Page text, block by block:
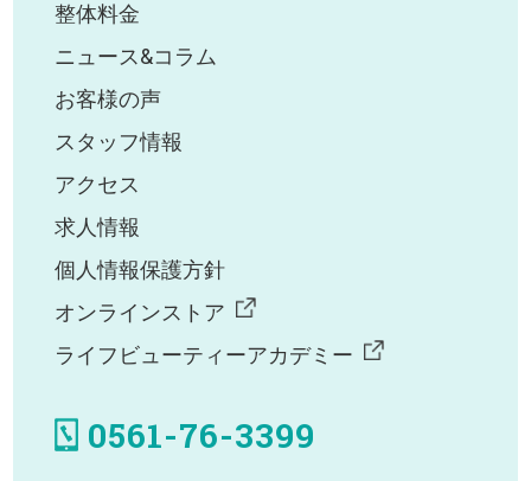
整体料金
ニュース&コラム
お客様の声
スタッフ情報
アクセス
求人情報
個人情報保護方針
オンラインストア
ライフビューティーアカデミー
0561-76-3399